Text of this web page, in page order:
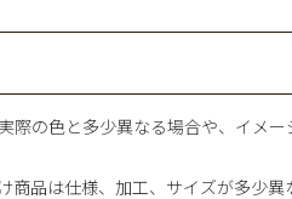
際の色と多少異なる場合や、イメー
商品は仕様、加工、サイズが多少異